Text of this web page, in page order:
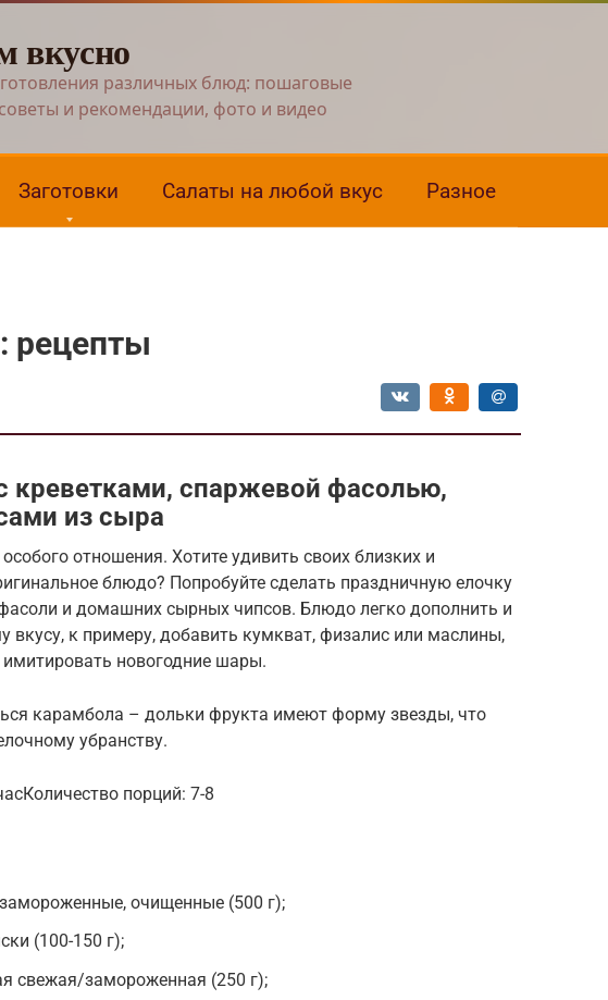
вкусно
различных блюд: пошаговые
и рекомендации, фото и видео
Заготовки Салаты на любой вкус Разное
рецепты
креветками, спаржевой фасолью,
из сыра
отношения. Хотите удивить своих близких и
блюдо? Попробуйте сделать праздничную елочку
и домашних сырных чипсов. Блюдо легко дополнить и
вкусу, к примеру, добавить кумкват, физалис или маслины,
новогодние шары.
карамбола – дольки фрукта имеют форму звезды, что
убранству.
порций: 7-8
очищенные (500 г);
(100-150 г);
свежая/замороженная (250 г);